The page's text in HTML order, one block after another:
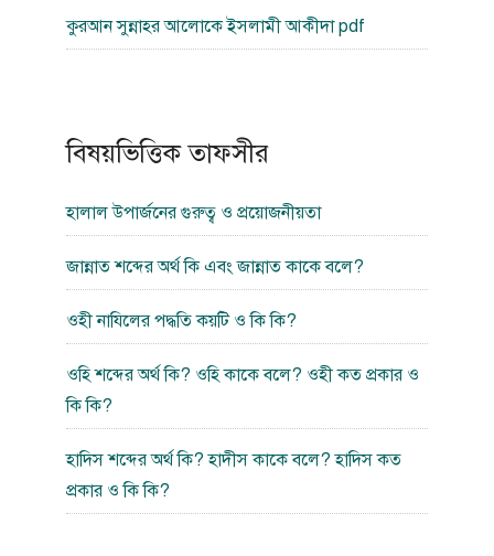
কুরআন সুন্নাহর আলোকে ইসলামী আকীদা pdf
বিষয়ভিত্তিক তাফসীর
হালাল উপার্জনের গুরুত্ব ও প্রয়োজনীয়তা
জান্নাত শব্দের অর্থ কি এবং জান্নাত কাকে বলে?
ওহী নাযিলের পদ্ধতি কয়টি ও কি কি?
ওহি শব্দের অর্থ কি? ওহি কাকে বলে? ওহী কত প্রকার ও
কি কি?
হাদিস শব্দের অর্থ কি? হাদীস কাকে বলে? হাদিস কত
প্রকার ও কি কি?